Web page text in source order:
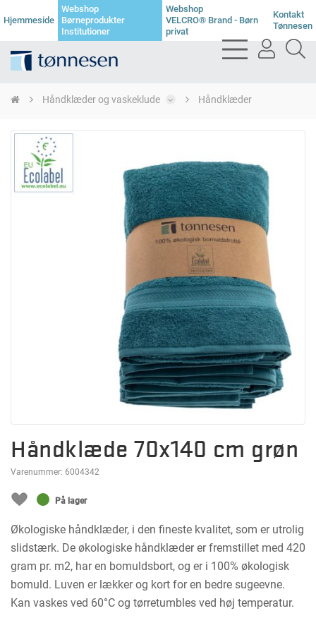
Hjemmeside
Webshop
Børneprodukter
Institutioner
Webshop
VELCRO® Brand - Børn
privat
Kontakt
Tønnesen
bars
light
user
Håndklæder og vaskeklude Håndklæder
Håndklæde 70x140 cm grøn
Varenummer: 6004342
På lager
Økologiske håndklæder, i den fineste kvalitet, som er utrolig
slidstærk. De økologiske håndklæder er fremstillet med 420
gram pr. m2, har en bomuldsbort, og er i 100% økologisk
bomuld. Luven er lækker og kort for en bedre sugeevne.
Kan vaskes ved 60°C og tørretumbles ved høj temperatur.